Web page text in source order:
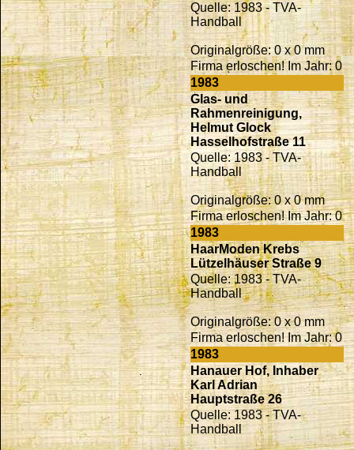
Quelle: 1983 - TVA-
Handball
Originalgröße: 0 x 0 mm
Firma erloschen! Im Jahr: 0
1983
Glas- und
Rahmenreinigung,
Helmut Glock
Hasselhofstraße 11
Quelle: 1983 - TVA-
Handball
Originalgröße: 0 x 0 mm
Firma erloschen! Im Jahr: 0
1983
HaarModen Krebs
Lützelhäuser Straße 9
Quelle: 1983 - TVA-
Handball
Originalgröße: 0 x 0 mm
Firma erloschen! Im Jahr: 0
1983
Hanauer Hof, Inhaber
Karl Adrian
Hauptstraße 26
Quelle: 1983 - TVA-
Handball